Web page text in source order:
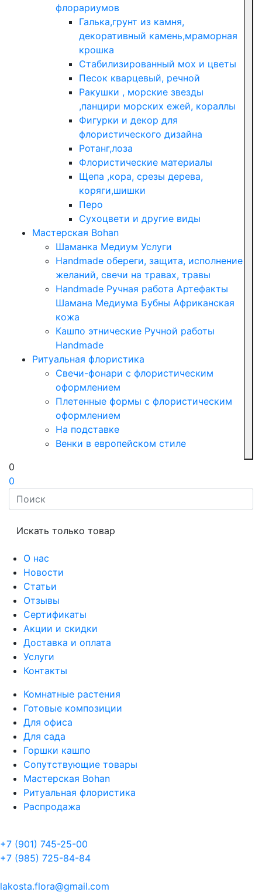
флорариумов
Галька,грунт из камня,
декоративный камень,мраморная
крошка
Стабилизированный мох и цветы
Песок кварцевый, речной
Ракушки , морские звезды
,панцири морских ежей, кораллы
Фигурки и декор для
флористического дизайна
Ротанг,лоза
Флористические материалы
Щепа ,кора, срезы дерева,
коряги,шишки
Перо
Сухоцвети и другие виды
Мастерская Bohan
Шаманка Медиум Услуги
Handmade обереги, защита, исполнение
желаний, свечи на травах, травы
Handmade Ручная работа Артефакты
Шамана Медиума Бубны Африканская
кожа
Кашпо этнические Ручной работы
Handmade
Ритуальная флористика
Свечи-фонари с флористическим
оформлением
Плетенные формы с флористическим
оформлением
На подставке
Венки в европейском стиле
0
0
Искать только товар
О нас
Новости
Статьи
Отзывы
Сертификаты
Акции и скидки
Доставка и оплата
Услуги
Контакты
Комнатные растения
Готовые композиции
Для офиса
Для сада
Горшки кашпо
Сопутствующие товары
Мастерская Bohan
Ритуальная флористика
Распродажа
+7 (901) 745-25-00
+7 (985) 725-84-84
lakosta.flora@gmail.com